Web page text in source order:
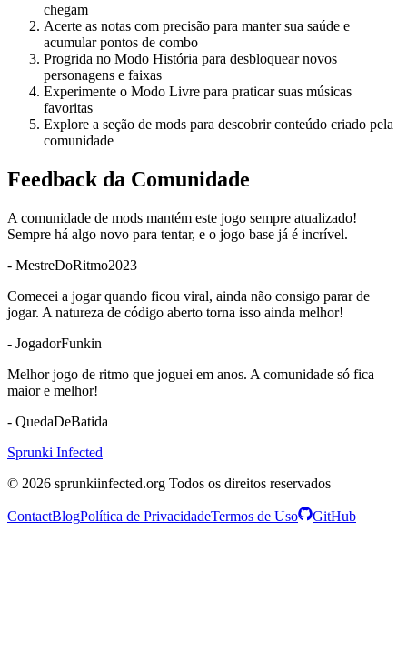
chegam
Acerte as notas com precisão para manter sua saúde e
acumular pontos de combo
Progrida no Modo História para desbloquear novos
personagens e faixas
Experimente o Modo Livre para praticar suas músicas
favoritas
Explore a seção de mods para descobrir conteúdo criado pela
comunidade
Feedback da Comunidade
A comunidade de mods mantém este jogo sempre atualizado!
Sempre há algo novo para tentar, e o jogo base já é incrível.
- MestreDoRitmo2023
Comecei a jogar quando ficou viral, ainda não consigo parar de
jogar. A natureza de código aberto torna isso ainda melhor!
- JogadorFunkin
Melhor jogo de ritmo que joguei em anos. A comunidade só fica
maior e melhor!
- QuedaDeBatida
Sprunki Infected
© 2026 sprunkiinfected.org Todos os direitos reservados
ContactBlogPolítica de PrivacidadeTermos de Uso GitHub